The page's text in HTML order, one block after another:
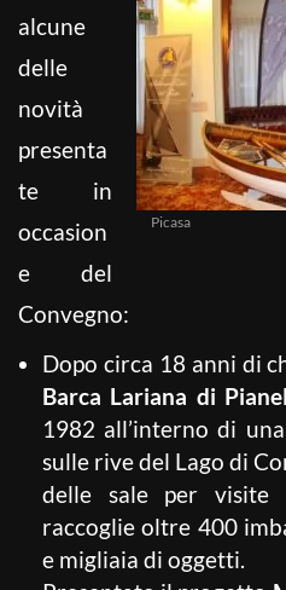
Picasa
alcune
delle
novità
presenta
te in
occasion
e del
Convegno:
Dopo circa 18 anni di
Barca Lariana di
1982 all’interno di
sulle rive del Lago di
delle sale per visite
raccoglie oltre 400
e migliaia di oggetti.